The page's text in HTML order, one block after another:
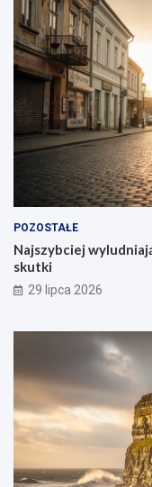
POZOSTAŁE
Najszybciej
skutki
29 lipca 2026